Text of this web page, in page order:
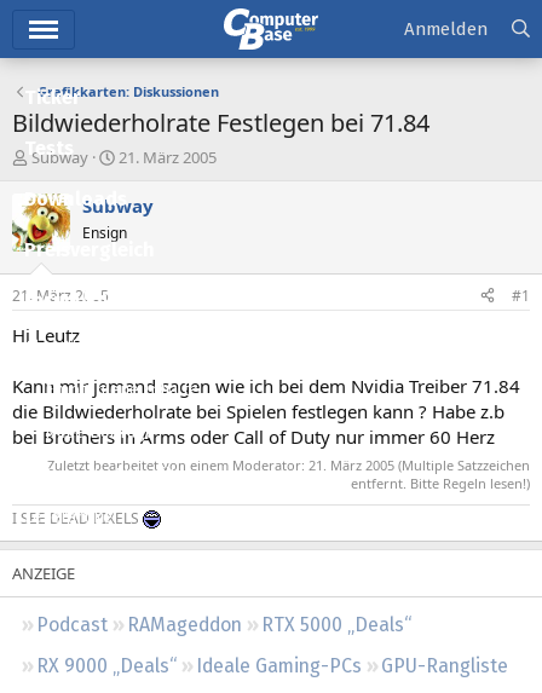
Ticker
Tests
Downloads
Preisvergleich
Forum
Aktuelles
Empfohlene Inhalte
Neue Beiträge
Neueste Aktivitäten
Leserartikel
Podcast RAMageddon
RTX 5000 „Deals“
RX 9000 „Deals“
Ideale Gaming-PCs
GPU-Rangliste
Anmelden
Grafikkarten: Diskussionen
Bildwiederholrate Festlegen bei 71.84
E
s
t
e
e
Subway
E
s
e
t
21. März 2005
Subway
Ensign
21. März 2005 #1
Hi Leutz
Kann mir jemand sagen wie ich bei dem Nvidia Treiber 71.84
die Bildwiederholrate bei Spielen festlegen kann ? Habe z.b
bei Brothers in Arms oder Call of Duty nur immer 60 Herz
Zuletzt bearbeitet von einem Moderator: 21. März 2005 (Multiple Satzzeichen
entfernt. Bitte Regeln lesen!)
I SEE DEAD PIXELS